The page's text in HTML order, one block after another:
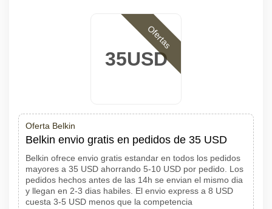
35USD
Ofertas
Oferta Belkin
Belkin envio gratis en pedidos de 35 USD
Belkin ofrece envio gratis estandar en todos los pedidos
mayores a 35 USD ahorrando 5-10 USD por pedido. Los
pedidos hechos antes de las 14h se envian el mismo dia
y llegan en 2-3 dias habiles. El envio express a 8 USD
cuesta 3-5 USD menos que la competencia